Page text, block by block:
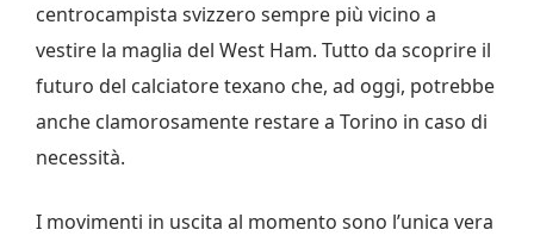
centrocampista svizzero sempre più vicino a
vestire la maglia del West Ham. Tutto da scoprire il
futuro del calciatore texano che, ad oggi, potrebbe
anche clamorosamente restare a Torino in caso di
necessità.
I movimenti in uscita al momento sono l’unica vera